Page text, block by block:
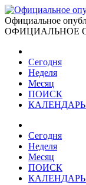
Официальное
ОФИЦИАЛЬНОЕ
Сегодня
Неделя
Месяц
ПОИСК
Сегодня
Неделя
Месяц
ПОИСК